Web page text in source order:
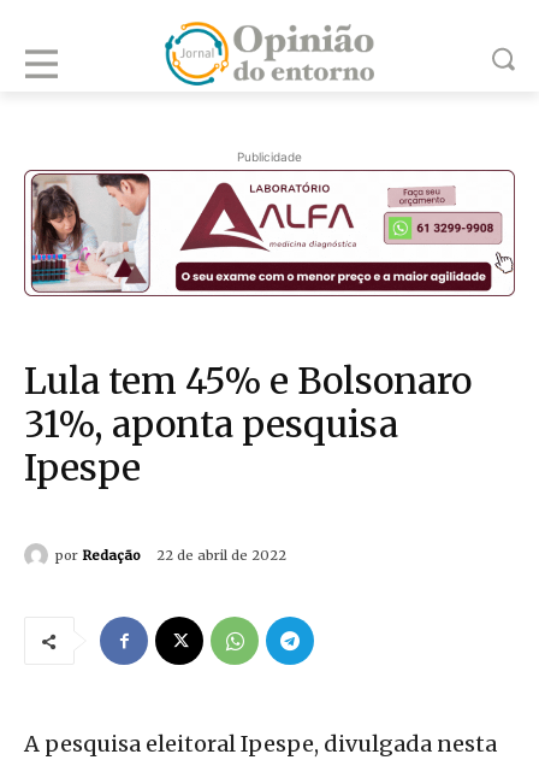
Publicidade
Lula tem 45% e Bolsonaro
31%, aponta pesquisa
Ipespe
por Redação 22 de abril de 2022
A pesquisa eleitoral Ipespe, divulgada nesta